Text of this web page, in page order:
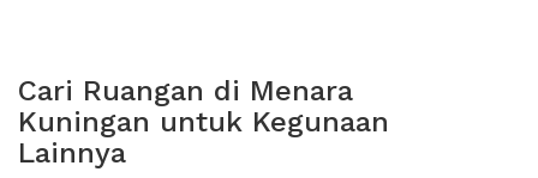
Cari Ruangan di Menara
Kuningan untuk Kegunaan
Lainnya